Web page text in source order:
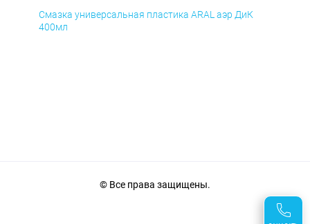
Смазка универсальная пластика ARAL аэр ДиК
400мл
© Все права защищены.